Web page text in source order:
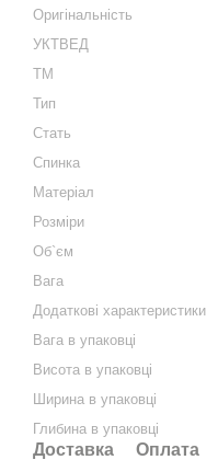
Оригінальність
УКТВЕД
ТМ
Тип
Стать
Спинка
Матеріал
Розміри
Об`єм
Вага
Додаткові характеристики
Вага в упаковці
Висота в упаковці
Ширина в упаковці
Глибина в упаковці
Доставка Оплата